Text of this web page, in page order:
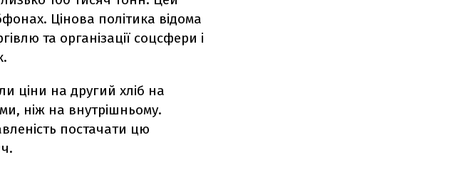
Цінова політика відома
та організації соцсфери і
ціни на другий хліб на
ніж на внутрішньому.
постачати цю